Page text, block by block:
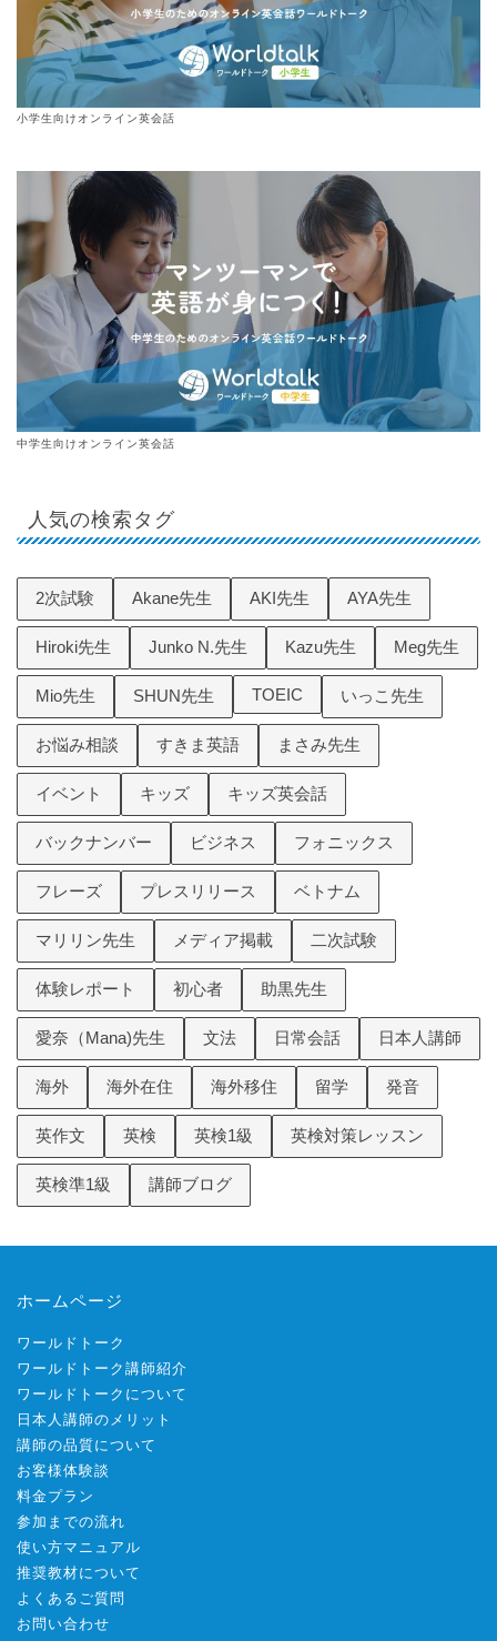
小学生向けオンライン英会話
中学生向けオンライン英会話
人気の検索タグ
2次試験 Akane先生 AKI先生 AYA先生
Hiroki先生 Junko N.先生 Kazu先生 Meg先生
Mio先生 SHUN先生 TOEIC いっこ先生
お悩み相談 すきま英語 まさみ先生
イベント キッズ キッズ英会話
バックナンバー ビジネス フォニックス
フレーズ プレスリリース ベトナム
マリリン先生 メディア掲載 二次試験
体験レポート 初心者 助黒先生
愛奈（Mana)先生 文法 日常会話 日本人講師
海外 海外在住 海外移住 留学 発音
英作文 英検 英検1級 英検対策レッスン
英検準1級 講師ブログ
ホームページ
ワールドトーク
ワールドトーク講師紹介
ワールドトークについて
日本人講師のメリット
講師の品質について
お客様体験談
料金プラン
参加までの流れ
使い方マニュアル
推奨教材について
よくあるご質問
お問い合わせ